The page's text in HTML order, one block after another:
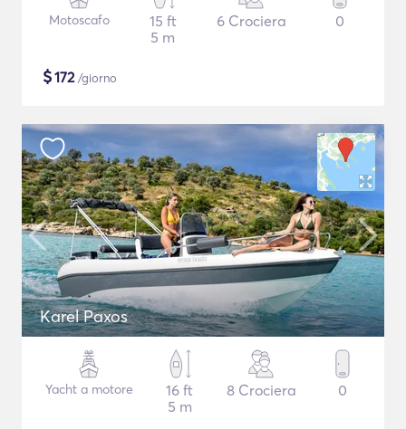
Motoscafo
15 ft
5 m
6 Crociera 0
$172/giorno
Karel Paxos
Yacht a motore
16 ft
5 m
8 Crociera 0